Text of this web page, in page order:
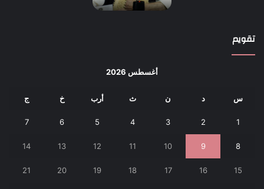
تقويم
أغسطس 2026
س د ن ث أرب خ ج
1
2
3
4
5
6
7
8
9
10
11
12
13
14
15
16
17
18
19
20
21